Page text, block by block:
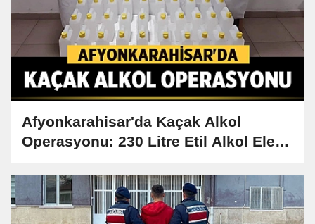
Afyonkarahisar'da Kaçak Alkol
Operasyonu: 230 Litre Etil Alkol Ele
Geçirildi